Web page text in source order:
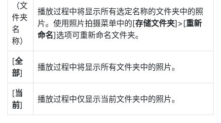
（文
件夹
名
称）
播放过程中将显示所有选定名称的文件夹中的照
片。使用照片拍摄菜单中的[存储文件夹]>[重新
命名]选项可重新命名文件夹。
[全
部]
播放过程中将显示所有文件夹中的照片。
[当
前]
播放过程中仅显示当前文件夹中的照片。